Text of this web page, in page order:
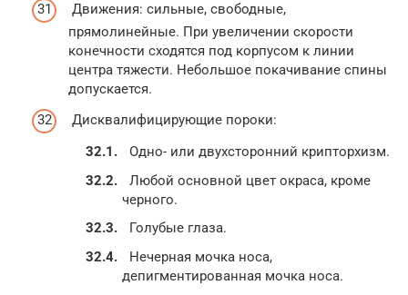
Движения: сильные, свободные,
прямолинейные. При увеличении скорости
конечности сходятся под корпусом к линии
центра тяжести. Небольшое покачивание спины
допускается.
Дисквалифицирующие пороки:
Одно- или двухсторонний крипторхизм.
Любой основной цвет окраса, кроме
черного.
Голубые глаза.
Нечерная мочка носа,
депигментированная мочка носа.